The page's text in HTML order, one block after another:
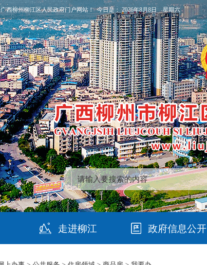
广西柳州柳江区人民政府门户网站！ 今日是：2026年8月8日 星期六
走进柳江 政府信息公开